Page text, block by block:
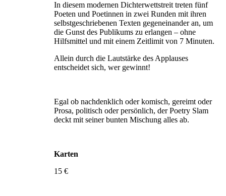
In diesem modernen Dichterwettstreit treten fünf
Poeten und Poetinnen in zwei Runden mit ihren
selbstgeschriebenen Texten gegeneinander an, um
die Gunst des Publikums zu erlangen – ohne
Hilfsmittel und mit einem Zeitlimit von 7 Minuten.
Allein durch die Lautstärke des Applauses
entscheidet sich, wer gewinnt!
Egal ob nachdenklich oder komisch, gereimt oder
Prosa, politisch oder persönlich, der Poetry Slam
deckt mit seiner bunten Mischung alles ab.
Karten
15 €